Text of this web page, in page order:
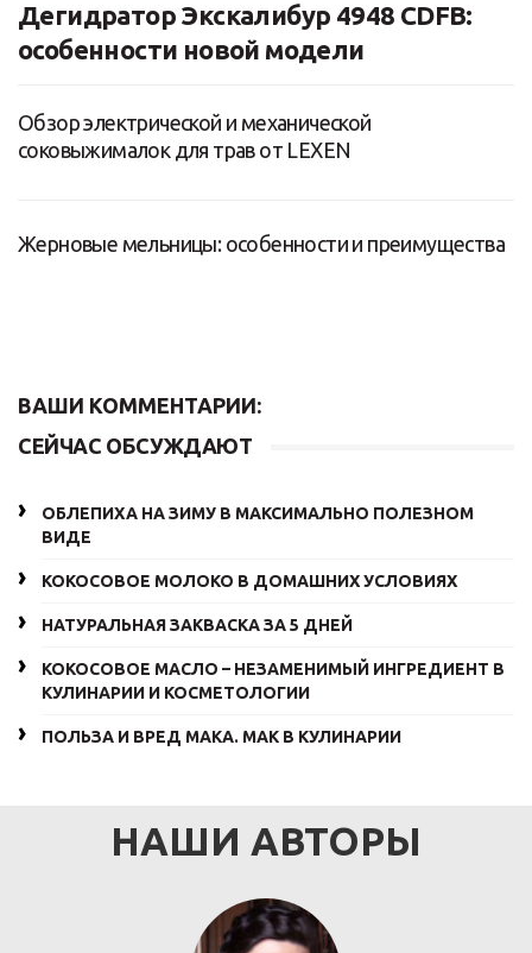
Дегидратор Экскалибур 4948 CDFB:
особенности новой модели
Обзор электрической и механической
соковыжималок для трав от LEXEN
Жерновые мельницы: особенности и преимущества
ВАШИ КОММЕНТАРИИ:
СЕЙЧАС ОБСУЖДАЮТ
ОБЛЕПИХА НА ЗИМУ В МАКСИМАЛЬНО ПОЛЕЗНОМ
ВИДЕ
КОКОСОВОЕ МОЛОКО В ДОМАШНИХ УСЛОВИЯХ
НАТУРАЛЬНАЯ ЗАКВАСКА ЗА 5 ДНЕЙ
КОКОСОВОЕ МАСЛО – НЕЗАМЕНИМЫЙ ИНГРЕДИЕНТ В
КУЛИНАРИИ И КОСМЕТОЛОГИИ
ПОЛЬЗА И ВРЕД МАКА. МАК В КУЛИНАРИИ
НАШИ АВТОРЫ